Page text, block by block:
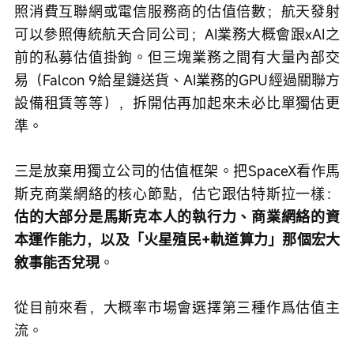
照消費互聯網或電信服務商的估值倍數；航天發射
可以參照傳統航天合同公司；AI業務大概會跟xAI之
前的私募估值掛鉤。但三塊業務之間有大量內部交
易（Falcon 9給星鏈送貨、AI業務的GPU經過關聯方
設備租賃等等），拆開估再加起來未必比單獨估更
準。
三是放棄用獨立公司的估值框架。把SpaceX看作馬
斯克商業網絡的核心節點，估它跟估特斯拉一樣：
估的大部分是馬斯克本人的執行力、商業網絡的資
本運作能力，以及「火星殖民+軌道算力」那個宏大
敘事能否兌現。
從目前來看，大概率市場會選擇第三種作爲估值主
流。